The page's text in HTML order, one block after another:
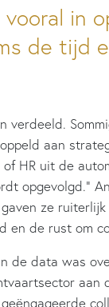
in
de tijd
verdeeld.
aan
HR uit de
opgevolgd.”
ze
en de rust om
de data was
aan